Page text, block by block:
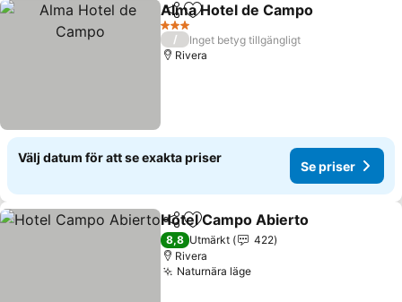
Dela Lägg till i Mina Favoriter
Alma Hotel de Campo
3 Stjärnor
/
Inget betyg tillgängligt
Rivera
Välj datum för att se exakta priser
Se priser
Dela Lägg till i Mina Favoriter
Hotel Campo Abierto
8,8 Utmärkt
422
Rivera
Naturnära lägeSe priser